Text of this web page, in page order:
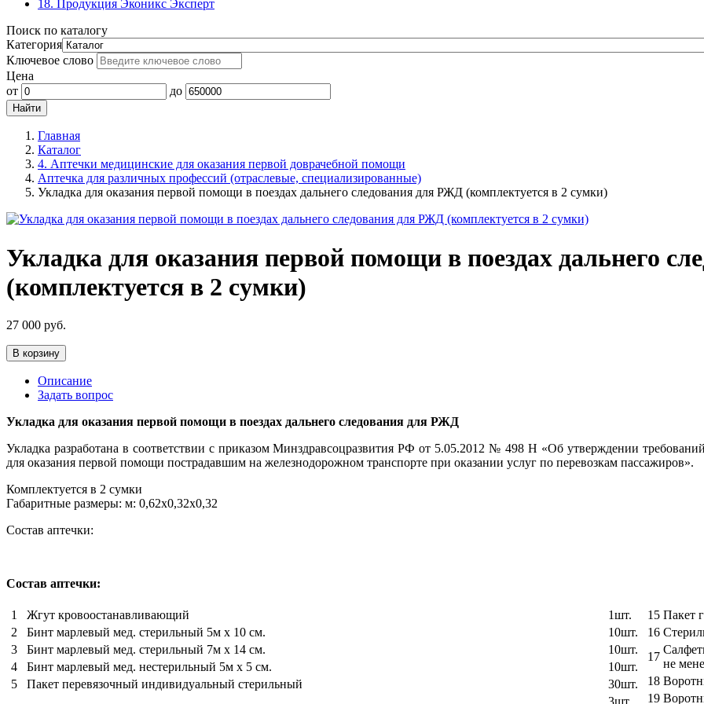
18. Продукция Эконикс Эксперт
Поиск по каталогу
Категория
Ключевое слово
Цена
от
до
Главная
Каталог
4. Аптечки медицинские для оказания первой доврачебной помощи
Аптечка для различных профессий (отраслевые, специализированные)
Укладка для оказания первой помощи в поездах дальнего следования для РЖД (комплектуется в 2 сумки)
Укладка для оказания первой помощи в поездах дальнего
(комплектуется в 2 сумки)
27 000 руб.
В корзину
Описание
Задать вопрос
Укладка для оказания первой помощи в поездах дальнего следования для РЖД
Укладка разработана в соответствии с приказом Минздравсоцразвития РФ от 5.05.2012 № 498 Н «Об утверждении
для оказания первой помощи пострадавшим на железнодорожном транспорте при оказании услуг по перевозкам пассажиров».
Комплектуется в 2 сумки
Габаритные размеры: м: 0,62х0,32х0,32
Состав аптечки:
Состав аптечки:
1 Жгут кровоостанавливающий
1шт.
2
Бинт марлевый мед. стерильный 5м х 10 см.
10шт.
3
Бинт марлевый мед. стерильный 7м х 14 см.
10шт.
4
Бинт марлевый мед. нестерильный 5м х 5 см.
10шт.
5
Пакет перевязочный индивидуальный стерильный
30шт.
15 Пакет
16
17
не
18
19